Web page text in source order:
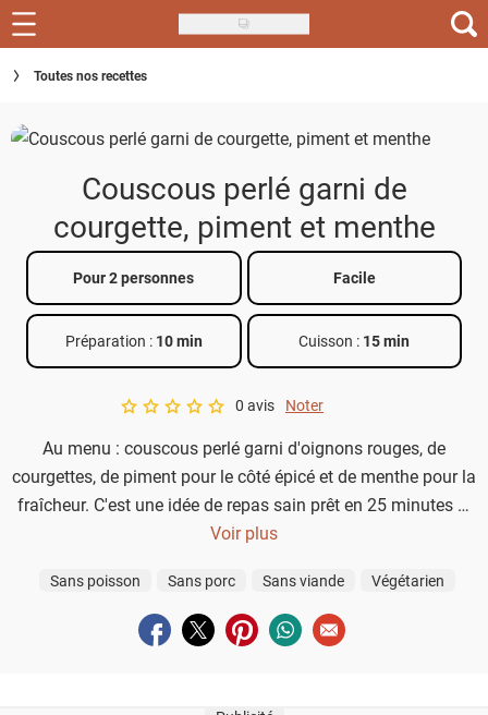
Skip
to
main
Recettes
Inspirations
Actus
Téléchargez l'app Saveurs Recettes
Index des recettes
Toutes nos recettes
Couscous perlé garni de
courgette, piment et menthe
Pour 2 personnes Facile
Préparation : 10 min Cuisson : 15 min
A star rating of 0 out of 5.
0 avis Noter
Au menu : couscous perlé garni d'oignons rouges, de
courgettes, de piment pour le côté épicé et de menthe pour la
fraîcheur. C'est une idée de repas sain prêt en 25 minutes et
qui change des pâtes !
Voir plus
Sans poisson Sans porc Sans viande Végétarien
Partager sur facebook
Partager sur twitter
Partager sur pinterest
Partager sur whatsapp
Envoyer à un ami